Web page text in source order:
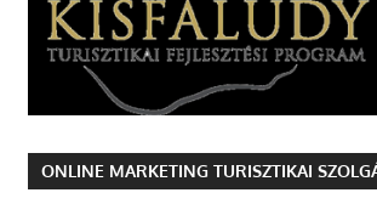
ONLINE MARKETING TURISZTIKAI